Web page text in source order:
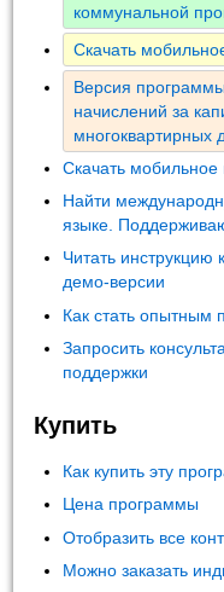
коммунальной
Скачать
Версия
начислений за
многоквартирных
Скачать
Найти
языке.
Читать инструкцию
демо-версии
Как стать опытным
Запросить
поддержки
Купить
Как купить эту
Цена программы
Отобразить все
Можно заказать